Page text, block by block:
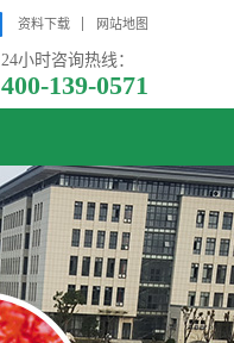
资料下载 网站地图
24小时咨询热线：
400-139-0571